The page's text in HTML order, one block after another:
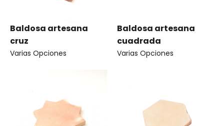
Baldosa artesana
cruz
Varias Opciones
Baldosa artesana
cuadrada
Varias Opciones